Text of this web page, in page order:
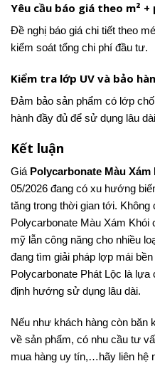
Yêu cầu báo giá theo m² +
Đề nghị báo giá chi tiết theo
kiểm soát tổng chi phí đầu tư.
Kiểm tra lớp UV và bảo
Đảm bảo sản phẩm có lớp
hành đầy đủ để sử dụng lâu
Kết luận
Giá Polycarbonate Màu Xám
05/2026 đang có xu hướng
tăng trong thời gian tới.
Polycarbonate Màu Xám Khói
mỹ lẫn công năng cho nhiều
đang tìm giải pháp lợp mái
Polycarbonate Phát Lộc là
định hướng sử dụng lâu dài.
Nếu như khách hàng còn băn
về sản phẩm, có nhu cầu tư
mua hàng uy tín,…hãy liên hệ